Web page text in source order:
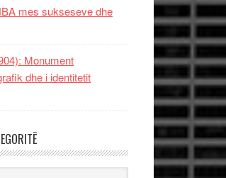
mes sukseseve dhe
Monument
dhe i identitetit